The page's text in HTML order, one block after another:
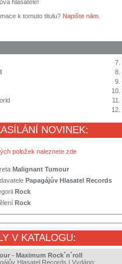
hlasatele!
k tomuto titulu? Napište nám
7.
8.
9.
10.
11.
12.
NOVINEK:
položek naleznete zde
Malignant Tumour
Papagájův Hlasatel Records
Rock
Rock
V KATALOGU:
- Maximum Rock´n´roll
Hlasatel Records | Vydáno: